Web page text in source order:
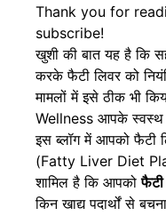
Thank you for
subscribe!
खुशी की बात यह है कि
करके फैटी लिवर को
मामलों में इसे ठीक भी
Wellness आपके स्वस्थ
इस ब्लॉग में आपको फैटी
(Fatty Liver Diet
शामिल है कि आपकोफैटी
किन खाद्य पदार्थों से